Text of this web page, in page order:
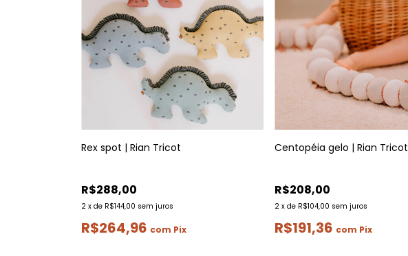
Rex spot | Rian Tricot
R$288,00
2 x de R$144,00 sem juros
R$264,96 com Pix
Centopéia gelo | Rian Tricot
R$208,00
2 x de R$104,00 sem juros
R$191,36 com Pix